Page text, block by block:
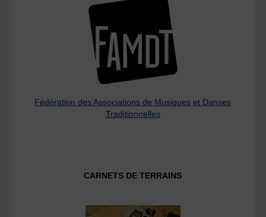
Fédération des Associations de Musiques et Danses
Traditionnelles
CARNETS DE TERRAINS